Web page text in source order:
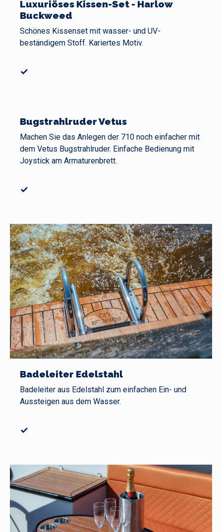
Luxuriöses Kissen-Set - Harlow
Buckweed
Schönes Kissenset mit wasser- und UV-
beständigem Stoff. Kariertes Motiv.
✓
Bugstrahlruder Vetus
Machen Sie das Anlegen der 710 noch einfacher mit
dem Vetus Bugstrahlruder. Einfache Bedienung mit
Joystick am Armaturenbrett.
✓
Badeleiter Edelstahl
Badeleiter aus Edelstahl zum einfachen Ein- und
Aussteigen aus dem Wasser.
✓